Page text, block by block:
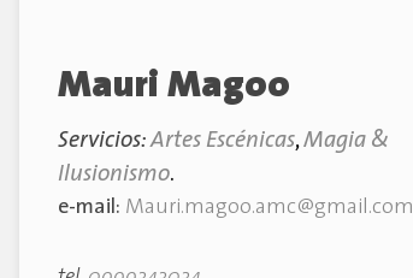
Mauri Magoo
Servicios:Artes Escénicas,Magia &
Ilusionismo.
e-mail: Mauri.magoo.amc@gmail.com